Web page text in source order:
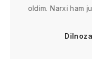
oldim. Narxi ham